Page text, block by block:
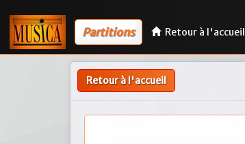
Partitions Retour à l'accueil
Retour à l'accueil